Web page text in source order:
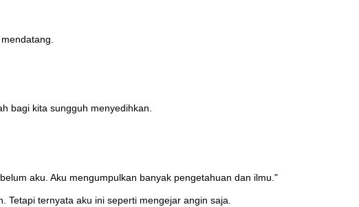
bagi kita sungguh menyedihkan.
aku. Aku mengumpulkan banyak pengetahuan dan ilmu."
ternyata aku ini seperti mengejar angin saja.